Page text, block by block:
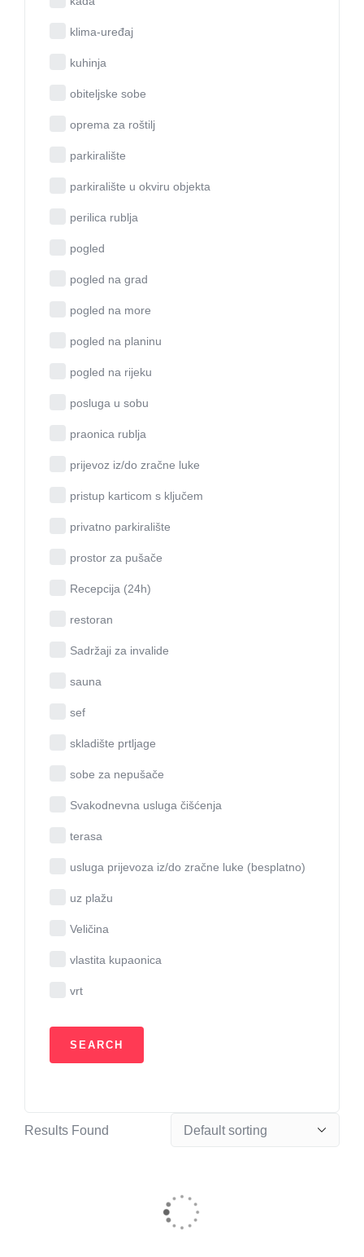
klima-uređaj
kuhinja
obiteljske sobe
oprema za roštilj
parkiralište
parkiralište u okviru objekta
perilica rublja
pogled
pogled na grad
pogled na more
pogled na planinu
pogled na rijeku
posluga u sobu
praonica rublja
prijevoz iz/do zračne luke
pristup karticom s ključem
privatno parkiralište
prostor za pušače
Recepcija (24h)
restoran
Sadržaji za invalide
sauna
sef
skladište prtljage
sobe za nepušače
Svakodnevna usluga čišćenja
terasa
usluga prijevoza iz/do zračne luke (besplatno)
uz plažu
Veličina
vlastita kupaonica
vrt
Results Found